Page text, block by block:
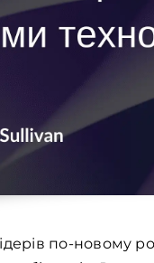
по-новому